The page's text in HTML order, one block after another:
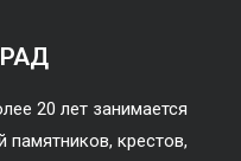
20 лет занимается
памятников, крестов,